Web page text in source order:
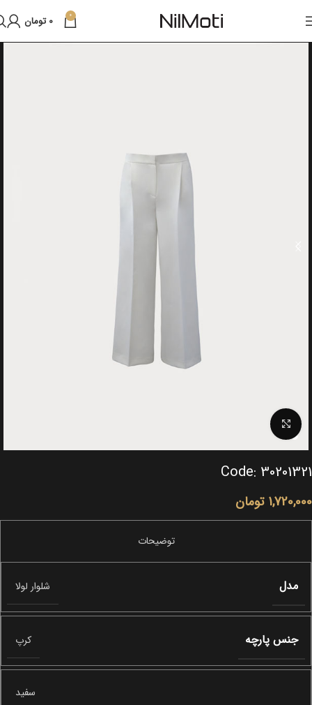
0
0 تومان
Click to enlarge
Code: 30201321
1,720,000 تومان
مدل شلوار لولا
جنس پارچه کرپ
سفید